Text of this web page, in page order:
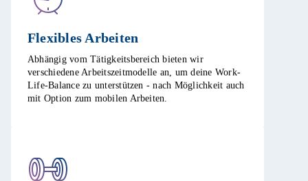
Flexibles Arbeiten ​
Abhängig vom Tätigkeitsbereich bieten wir
verschiedene Arbeitszeitmodelle an, um deine Work-
Life-Balance zu unterstützen - nach Möglichkeit auch
mit Option zum mobilen Arbeiten. ​